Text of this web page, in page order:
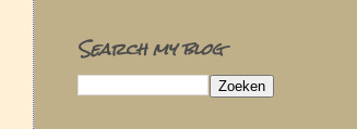
Search my blog